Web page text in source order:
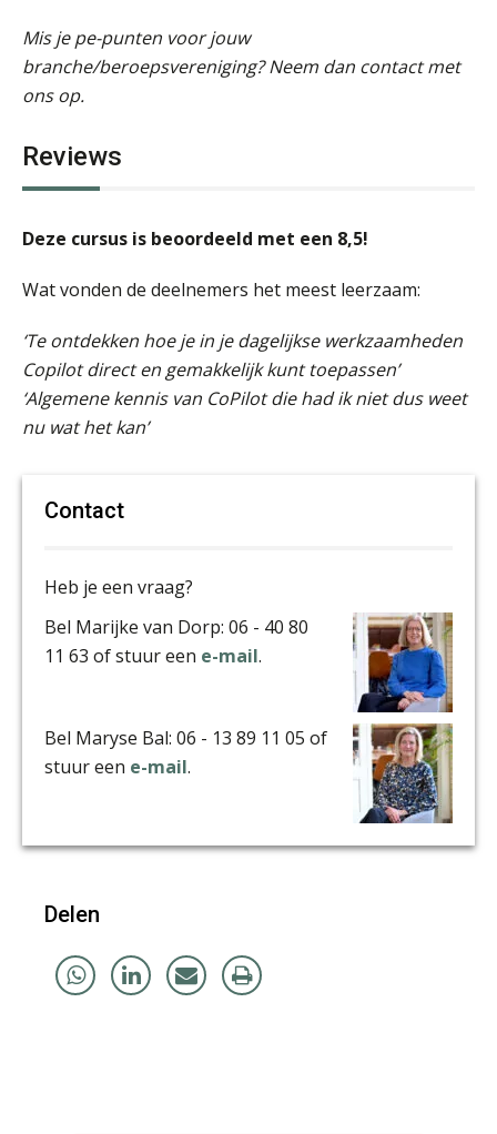
Mis je pe-punten voor jouw
branche/beroepsvereniging? Neem dan contact met
ons op.
Reviews
Deze cursus is beoordeeld met een 8,5!
Wat vonden de deelnemers het meest leerzaam:
‘Te ontdekken hoe je in je dagelijkse werkzaamheden
Copilot direct en gemakkelijk kunt toepassen’
‘Algemene kennis van CoPilot die had ik niet dus weet
nu wat het kan’
Contact
Heb je een vraag?
Bel Marijke van Dorp: 06 - 40 80
11 63 of stuur een e-mail.
Bel Maryse Bal: 06 - 13 89 11 05 of
stuur een e-mail.
Delen